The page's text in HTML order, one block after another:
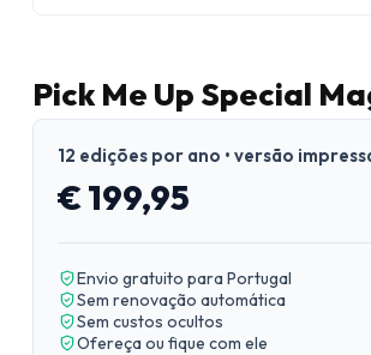
Pick Me Up Special
12 edições por ano • versão
€ 199,95
Envio gratuito para Portugal
Sem renovação automática
Sem custos ocultos
Ofereça ou fique com ele